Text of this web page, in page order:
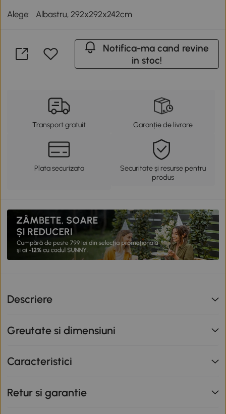
Alege: Albastru, 292x292x242cm
Notifica-ma cand revine
in stoc!
Transport gratuit Garanție de livrare
Plata securizata
Securitate și resurse pentru
produs
Descriere
Greutate si dimensiuni
Caracteristici
Retur si garantie